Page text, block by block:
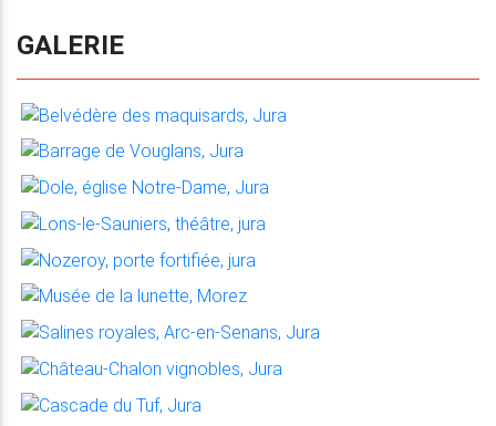
GALERIE